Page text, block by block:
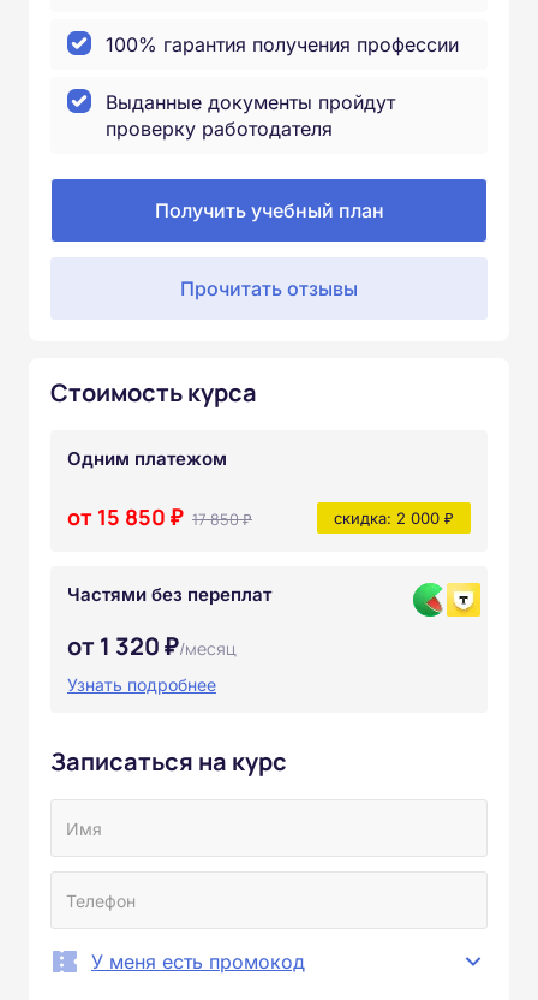
100% гарантия получения профессии
Выданные документы пройдут
проверку работодателя
Получить учебный план
Прочитать отзывы
Стоимость курса
Одним платежом
от 15 850 ₽ 17 850 ₽ скидка: 2 000 ₽
Частями без переплат
от 1 320 ₽/месяц
Узнать подробнее
Записаться на курс
У меня есть промокод